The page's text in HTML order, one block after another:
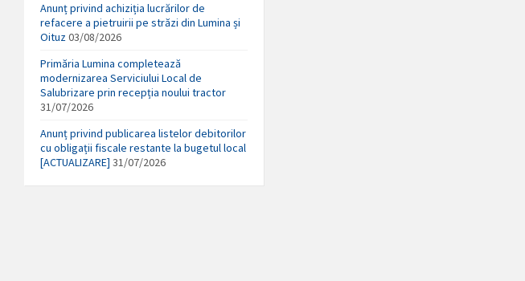
Anunț privind achiziția lucrărilor de
refacere a pietruirii pe străzi din Lumina și
Oituz03/08/2026
Primăria Lumina completează
modernizarea Serviciului Local de
Salubrizare prin recepția noului tractor
31/07/2026
Anunț privind publicarea listelor debitorilor
cu obligații fiscale restante la bugetul local
[ACTUALIZARE] 31/07/2026